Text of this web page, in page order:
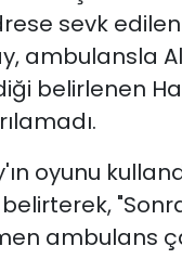
sevk
ambulansla
belirlenen
oyunu
ambulans